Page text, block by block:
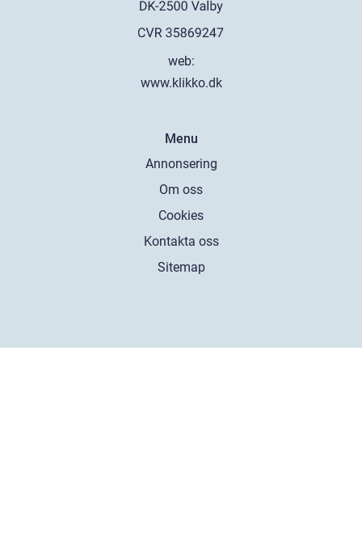
web:
www.klikko.dk
Menu
Annonsering
Om oss
Cookies
Kontakta oss
Sitemap